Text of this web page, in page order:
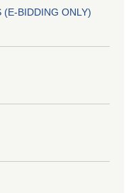
(E-BIDDING ONLY)